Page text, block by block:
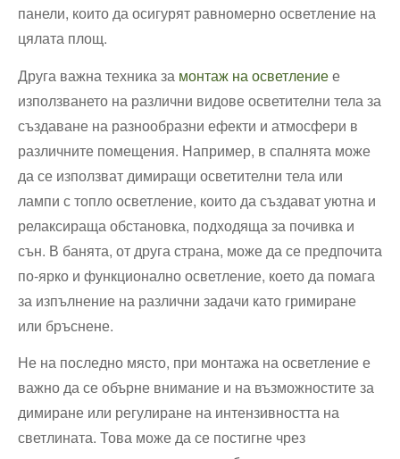
панели, които да осигурят равномерно осветление на
цялата площ.
Друга важна техника за монтаж на осветлениее
използването на различни видове осветителни тела за
създаване на разнообразни ефекти и атмосфери в
различните помещения. Например, в спалнята може
да се използват димиращи осветителни тела или
лампи с топло осветление, които да създават уютна и
релаксираща обстановка, подходяща за почивка и
сън. В банята, от друга страна, може да се предпочита
по-ярко и функционално осветление, което да помага
за изпълнение на различни задачи като гримиране
или бръснене.
Не на последно място, при монтажа на осветление е
важно да се обърне внимание и на възможностите за
димиране или регулиране на интензивността на
светлината. Това може да се постигне чрез